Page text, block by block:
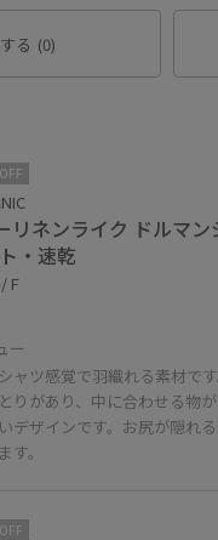
る (0)
リネンライク ドルマン
・速乾
F
ー
ャツ感覚で羽織れる素材で
りがあり、中に合わせる物
デザインです。お尻が隠れ
す。